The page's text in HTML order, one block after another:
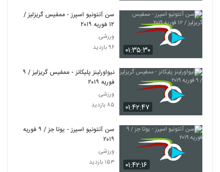
۰۱:۳۵:۳۰
سن آنتونیو اسپرز - ممفیس گریزلیز /
۱۲ فوریه ۲۰۱۹
ورزشی
۹۶ بازدید
۰۱:۴۲:۴۷
نیواورلینز پلیکانز - ممفیس گریزلیز / ۹
فوریه ۲۰۱۹
ورزشی
۸۵ بازدید
۰۱:۴۲:۱۶
سن آنتونیو اسپرز - یوتا جز / ۹ فوریه
۲۰۱۹
ورزشی
۱۵۳ بازدید